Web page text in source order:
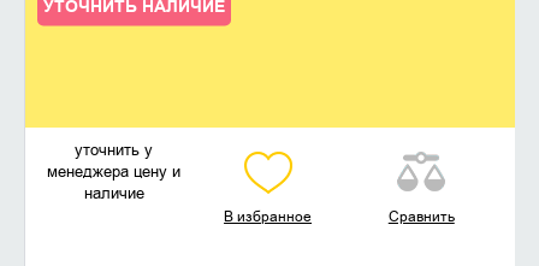
УТОЧНИТЬ НАЛИЧИЕ
уточнить у
менеджера цену и
наличие
В избранное Сравнить